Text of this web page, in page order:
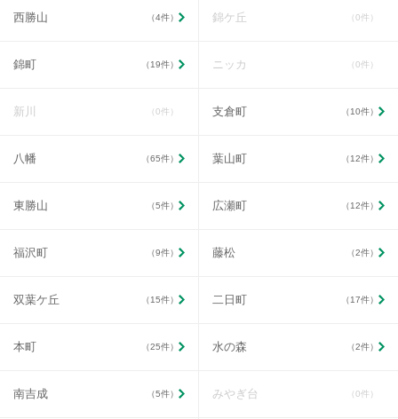
西勝山 （4件） 錦ケ丘 （0件）
錦町 （19件） ニッカ （0件）
新川 （0件） 支倉町 （10件）
八幡 （65件） 葉山町 （12件）
東勝山 （5件） 広瀬町 （12件）
福沢町 （9件） 藤松 （2件）
双葉ケ丘 （15件） 二日町 （17件）
本町 （25件） 水の森 （2件）
南吉成 （5件） みやぎ台 （0件）